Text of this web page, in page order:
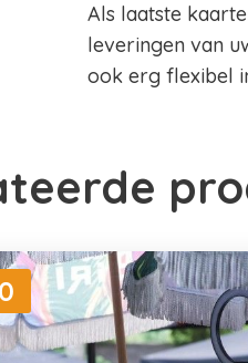
Als laatste
leveringen van
ook erg flexibel